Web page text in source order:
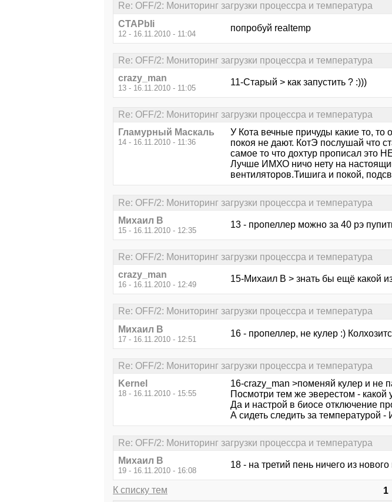
Re: OFF/2: Мониторинг загрузки процессра и температура
CTAPbIi
12 - 16.11.2010 - 11:04
попробуй realtemp
Re: OFF/2: Мониторинг загрузки процессра и температура
crazy_man
13 - 16.11.2010 - 11:05
11-Старый > как запустить ? :)))
Re: OFF/2: Мониторинг загрузки процессра и температура
Гламурный Маскаль
14 - 16.11.2010 - 11:36
У Кота вечные причуды какие то, то
покоя не дают. КотЭ послушай что
самое то что дохтур прописал это
Лучше ИМХО ничо нету на
вентиляторов.Тишига и покой,
Re: OFF/2: Мониторинг загрузки процессра и температура
Михаил В
15 - 16.11.2010 - 12:35
13 - пропеллер можно за 40 рэ
Re: OFF/2: Мониторинг загрузки процессра и температура
crazy_man
16 - 16.11.2010 - 12:49
15-Михаил В > знать бы ещё какой
Re: OFF/2: Мониторинг загрузки процессра и температура
Михаил В
17 - 16.11.2010 - 12:51
16 - пропеллер, не кулер :)
Re: OFF/2: Мониторинг загрузки процессра и температура
Kernel
18 - 16.11.2010 - 15:55
16-crazy_man >поменяй кулер и не
Посмотри тем же эверестом - какой
Да и настрой в биосе отключение
А сидеть следить за температурой
Re: OFF/2: Мониторинг загрузки процессра и температура
Михаил В
19 - 16.11.2010 - 16:08
18 - на третий пень ничего из нового
К списку тем 1